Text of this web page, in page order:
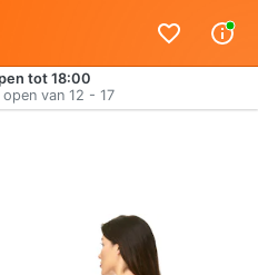
tot 18:00
van 12 - 17